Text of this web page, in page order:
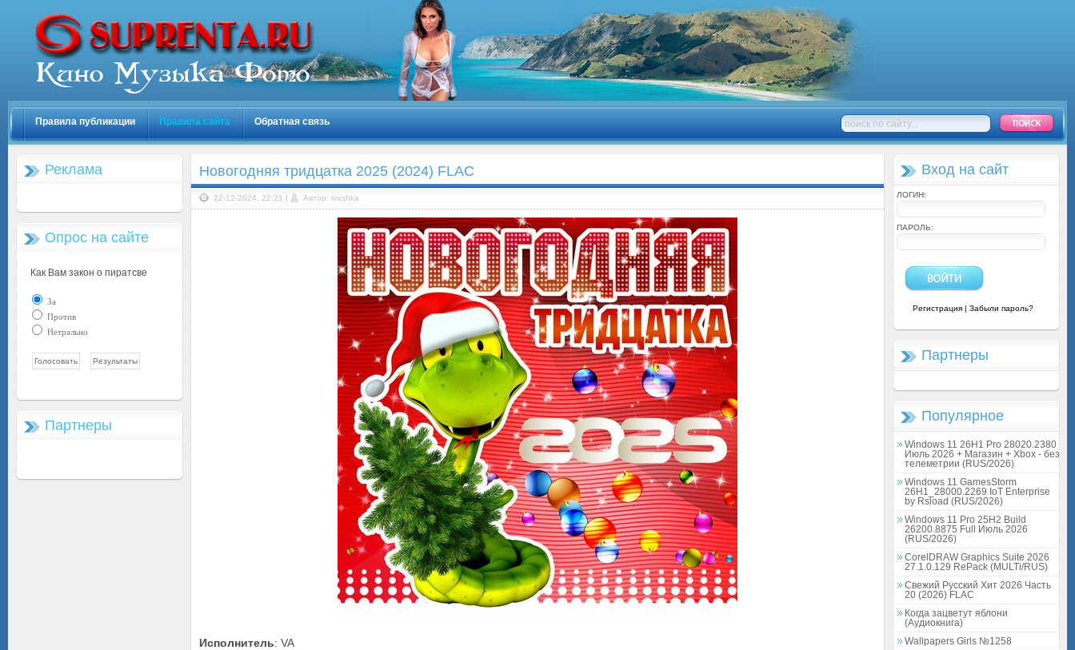
Правила публикации Правила сайта Обратная связь
Реклама
Опрос на сайте
Как Вам закон о пиратсве
За
Против
Нетрально
Партнеры
Новогодняя тридцатка 2025 (2024) FLAC
22-12-2024, 22:21 | Автор: ivashka
Исполнитель: VA
Вход на сайт
ЛОГИН:
ПАРОЛЬ:
Регистрация | Забыли пароль?
Партнеры
Популярное
Windows 11 26H1 Pro 28020.2380
Июль 2026 + Магазин + Xbox - без
телеметрии (RUS/2026)
Windows 11 GamesStorm
26H1_28000.2269 IoT Enterprise
by Rsload (RUS/2026)
Windows 11 Pro 25H2 Build
26200.8875 Full Июль 2026
(RUS/2026)
CorelDRAW Graphics Suite 2026
27.1.0.129 RePack (MULTi/RUS)
Свежий Русский Хит 2026 Часть
20 (2026) FLAC
Когда зацветут яблони
(Аудиокнига)
Wallpapers Girls №1258